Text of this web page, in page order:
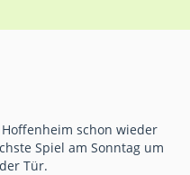
schon wieder
Spiel am Sonntag um
Tür.